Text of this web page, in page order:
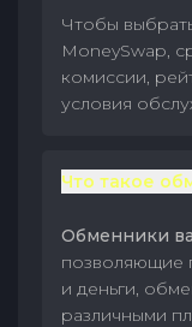
Чтобы
MoneySwap,
комиссии,
условия
Что такое
Обменники
позволяющие
и деньги,
различными